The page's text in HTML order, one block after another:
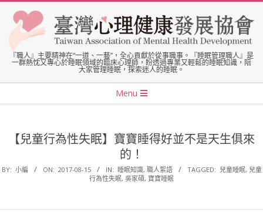
content
臺
灣
心
理
健
『職人』主要精神在“一道、一藝”，全心貢獻於從事職事。『睡眠管理職人』是
一群熱忱又專心於睡眠領域的臨床心理師，盼透過專業又輕鬆的睡眠知識，陪
大家管理睡眠，探索迷人的睡眠。
Menu
【兒童行為性失眠】寶寶睡得好並不是天生俱來
的！
BY: 小編 ON: 2017-08-15 IN: 睡眠知識, 職人絮語 TAGGED: 兒童睡眠, 兒童
行為性失眠, 吳家碩, 寶寶睡眠